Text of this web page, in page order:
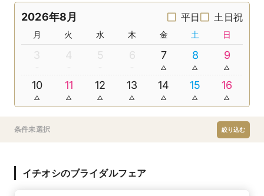
2026年8月 平日 土日祝
月 火 水 木 金 土 日
3 4 5 6 7 8 9
10 11 12 13 14 15 16
条件未選択 絞り込む
イチオシのブライダルフェア